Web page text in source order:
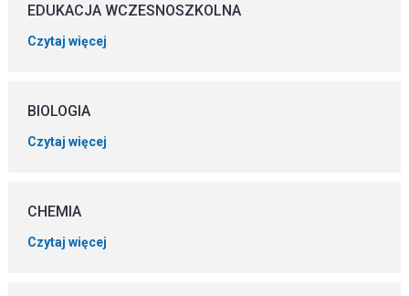
EDUKACJA WCZESNOSZKOLNA
Czytaj więcej
BIOLOGIA
Czytaj więcej
CHEMIA
Czytaj więcej